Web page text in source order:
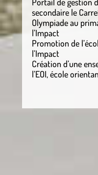
secondaire le
Olympiade au
l’Impact
Promotion de
l’Impact
Création d’une
l’EOI, école